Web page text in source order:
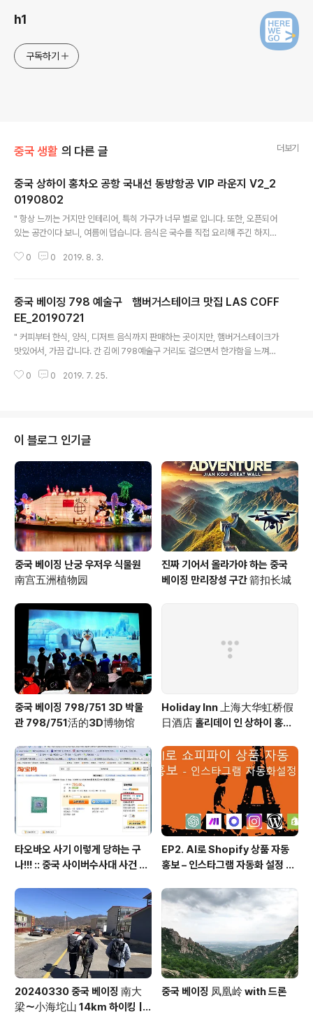
h1
구독하기
중국 생활 의 다른 글 더보기
중국 상하이 홍차오 공항 국내선 동방항공 VIP 라운지 V2_2
0190802
" 항상 느끼는 거지만 인테리어, 특히 가구가 너무 별로 입니다. 또한, 오픈되어
있는 공간이다 보니, 여름에 덥습니다. 음식은 국수를 직접 요리해 주긴 하지만,
홍차오 공항 동방항공 라운지 상하이 홍차오 공항 동방항공 라운지 상하이 홍차
다. 요리사가 직접 요리도 해 주고 있으며,.. alexnam.com
0 0 2019. 8. 3.
중국 베이징 798 예술구 햄버거스테이크 맛집 LAS COFF
EE_20190721
" 커피부터 한식, 양식, 디저트 음식까지 판매하는 곳이지만, 햄버거스테이크가
맛있어서, 가끔 갑니다. 간 김에 798예술구 거리도 걸으면서 한가함을 느껴볼
있습니다. "
0 0 2019. 7. 25.
이 블로그 인기글
중국 베이징 난궁 우저우 식물원
南宫五洲植物园
진짜 기어서 올라가야 하는 중국
베이징 만리장성 구간 箭扣长城
중국 베이징 798/751 3D 박물
관 798/751活的3D博物馆
Holiday Inn 上海大华虹桥假
日酒店 홀리데이 인 상하이 홍차
ngqiao
타오바오 사기 이렇게 당하는 구
나!!! :: 중국 사이버수사대 사건 접
EP2. AI로 Shopify 상품 자동
홍보 – 인스타그램 자동화 설정 방
소스 100% 공개)
20240330 중국 베이징 南大
梁～小海坨山 14km 하이킹 |
중국 베이징 凤凰岭 with 드론